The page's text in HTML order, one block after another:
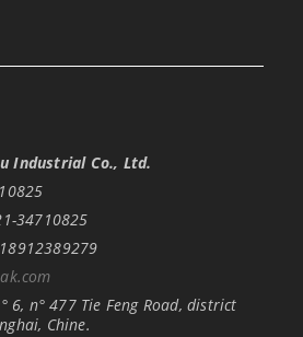
Industrial Co., Ltd.
34710825
6, n° 477 Tie Feng Road, district
Chine.